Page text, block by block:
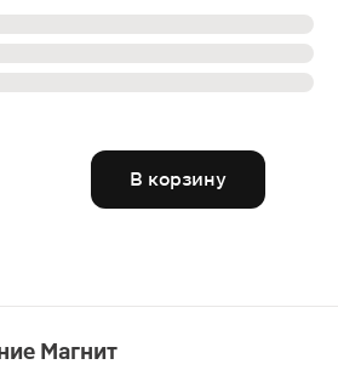
В корзину
Магнит